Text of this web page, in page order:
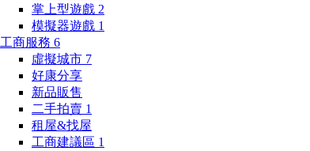
掌上型遊戲 2
模擬器遊戲 1
工商服務 6
虛擬城市 7
好康分享
新品販售
二手拍賣 1
租屋&找屋
工商建議區 1